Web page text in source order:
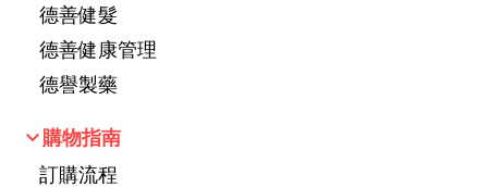
德善健髮
德善健康管理
德譽製藥
keyboard_arrow_down購物指南
訂購流程